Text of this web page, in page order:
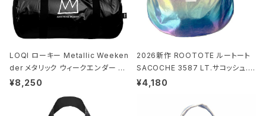
LOQI ローキー Metallic Weeken
der メタリック ウィークエンダー ボ
ストンバッグ ショルダーバッグ JEAN
ck ジャン=ミッシェル・バスキア/クラ
¥8,250
2026新作 ROOTOTE ルートート
SACOCHE 3587 LT.サコッシュ.ル
ミエ-B ショルダーバッグ グロスネイ
¥4,180